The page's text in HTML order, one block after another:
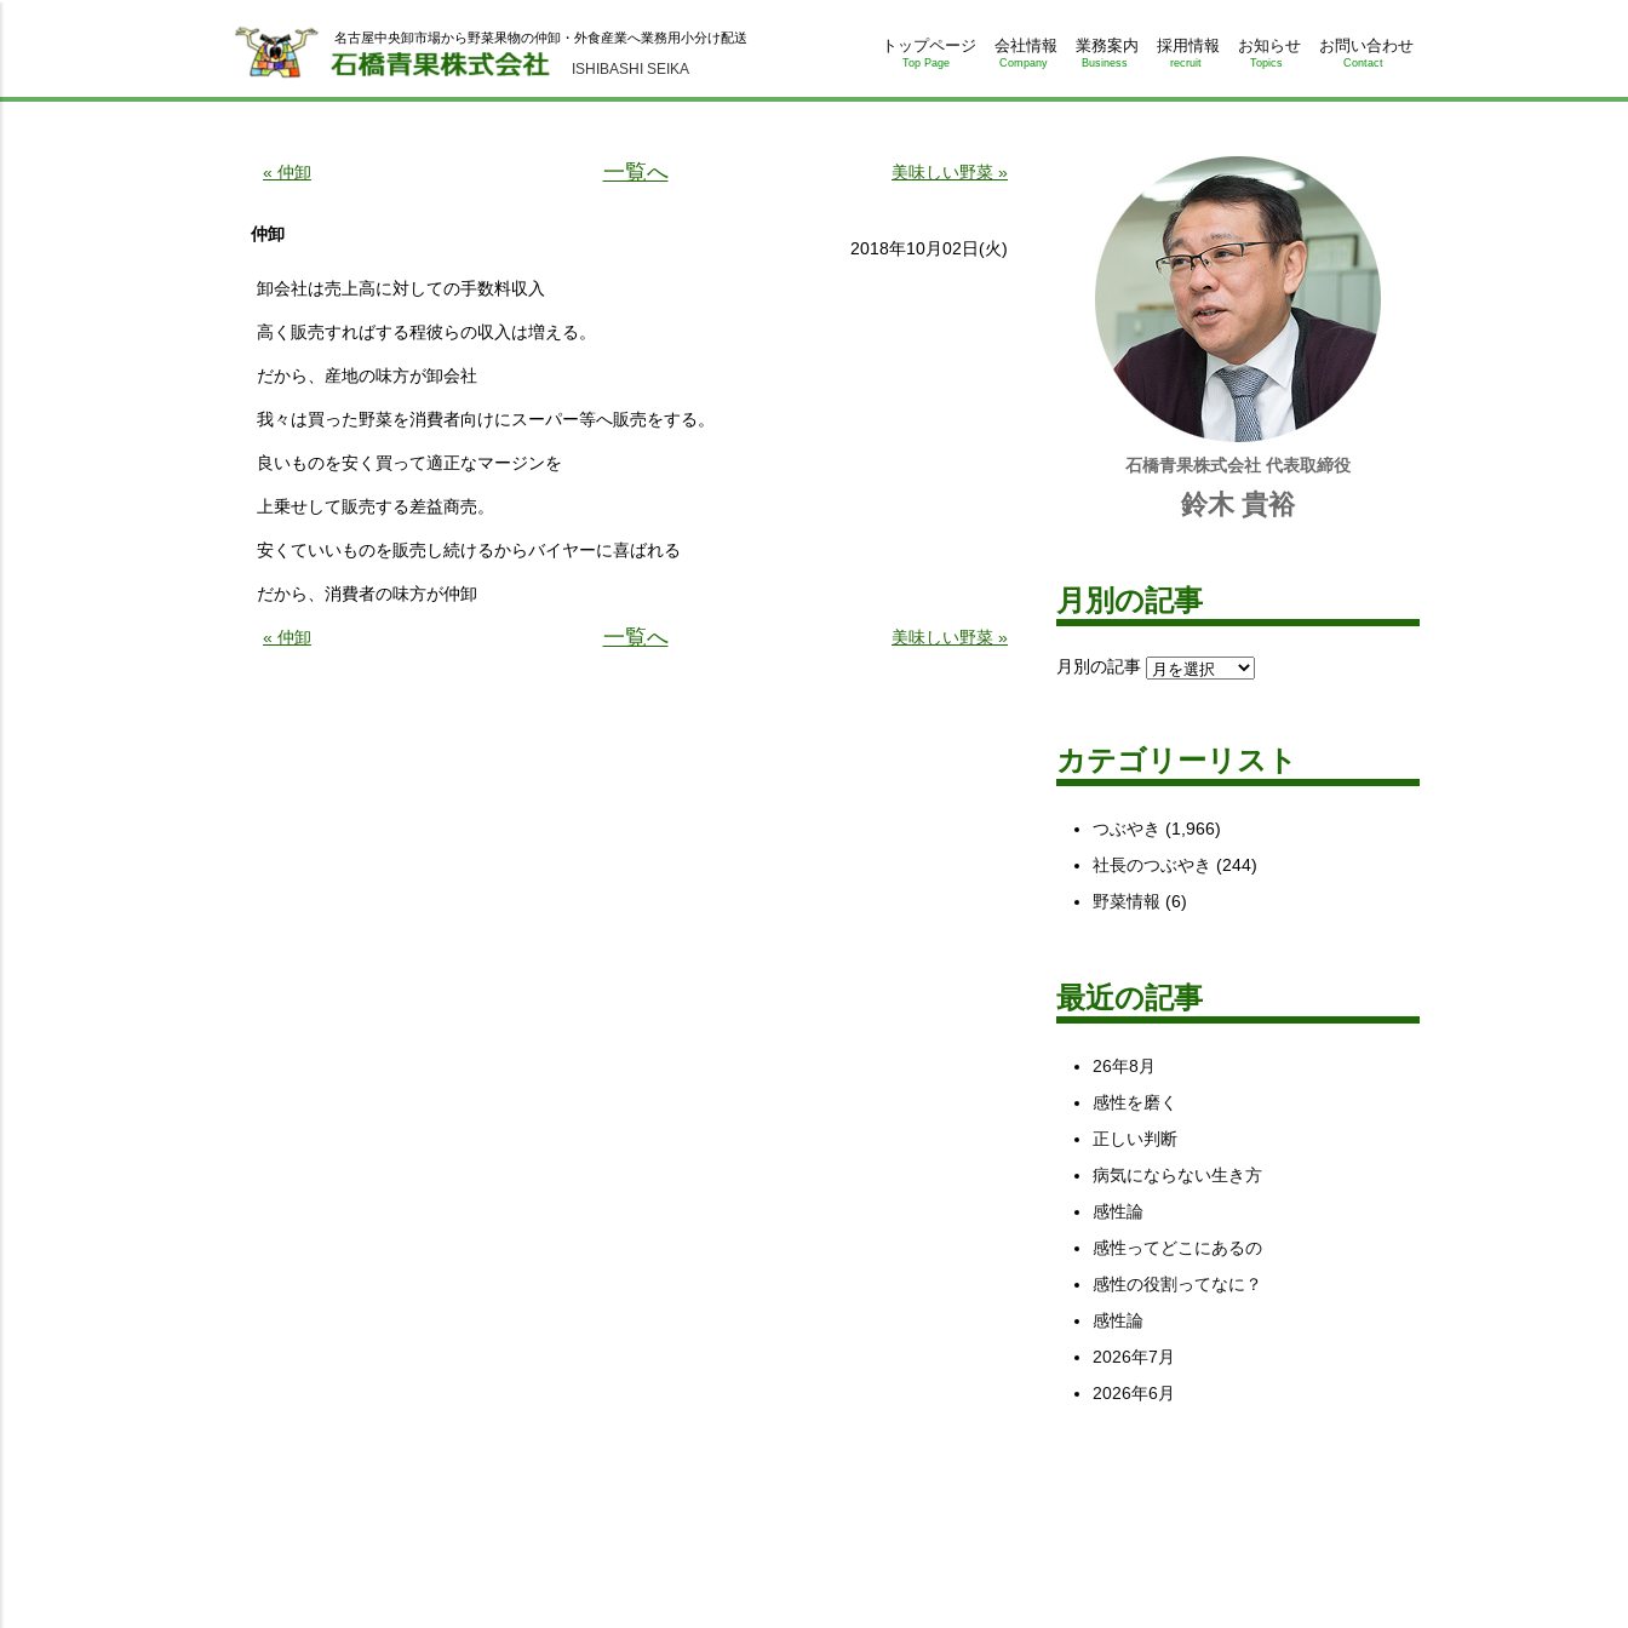
ISHIBASHI SEIKA
名古屋中央卸市場から野菜果物の仲卸・外食産業へ業務用小分け配送 トップページ
Top Page
会社情報
Company
業務案内
Business
採用情報
recruit
お知らせ
Topics
お問い合わせ
Contact
« 仲卸 一覧へ 美味しい野菜 »
仲卸
2018年10月02日(火)
卸会社は売上高に対しての手数料収入
高く販売すればする程彼らの収入は増える。
だから、産地の味方が卸会社
我々は買った野菜を消費者向けにスーパー等へ販売をする。
良いものを安く買って適正なマージンを
上乗せして販売する差益商売。
安くていいものを販売し続けるからバイヤーに喜ばれる
だから、消費者の味方が仲卸
« 仲卸 一覧へ 美味しい野菜 »
石橋青果株式会社 代表取締役
鈴木 貴裕
月別の記事
月別の記事
カテゴリーリスト
つぶやき (1,966)
社長のつぶやき (244)
野菜情報 (6)
最近の記事
26年8月
感性を磨く
正しい判断
病気にならない生き方
感性論
感性ってどこにあるの
感性の役割ってなに？
感性論
2026年7月
2026年6月